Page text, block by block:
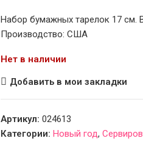
Набор бумажных тарелок 17 см.
Производство: США
Нет в наличии
Добавить в мои закладки
Артикул: 024613
Категории: Новый год,